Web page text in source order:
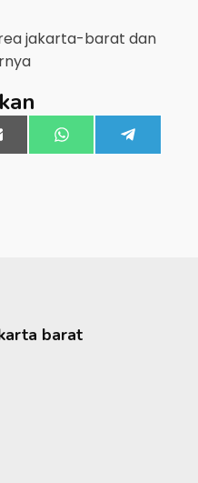
jakarta-barat dan
Share
on
Email Share
on
WhatsApp
on
barat